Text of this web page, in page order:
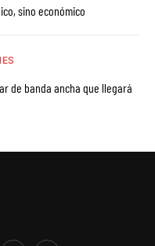
sino económico
de banda ancha que llegará